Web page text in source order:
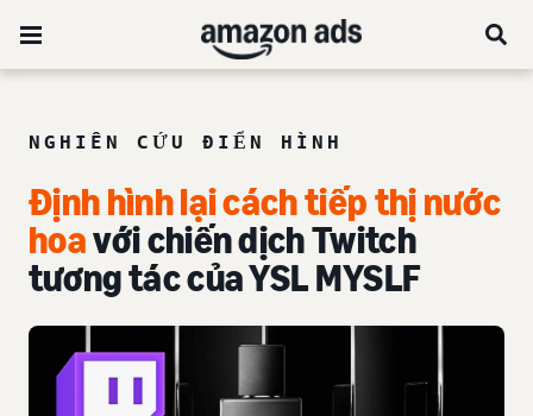
NGHIÊN CỨU ĐIỂN HÌNH
Định hình lại cách tiếp thị nước
hoavới chiến dịch Twitch
tương tác của YSL MYSLF